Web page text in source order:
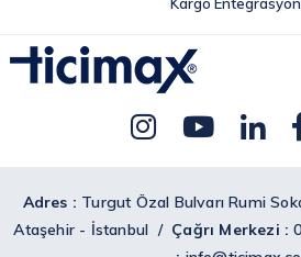
Adres : Turgut Özal Bulvarı Rumi
Ataşehir - İstanbul / Çağrı Merkezi :